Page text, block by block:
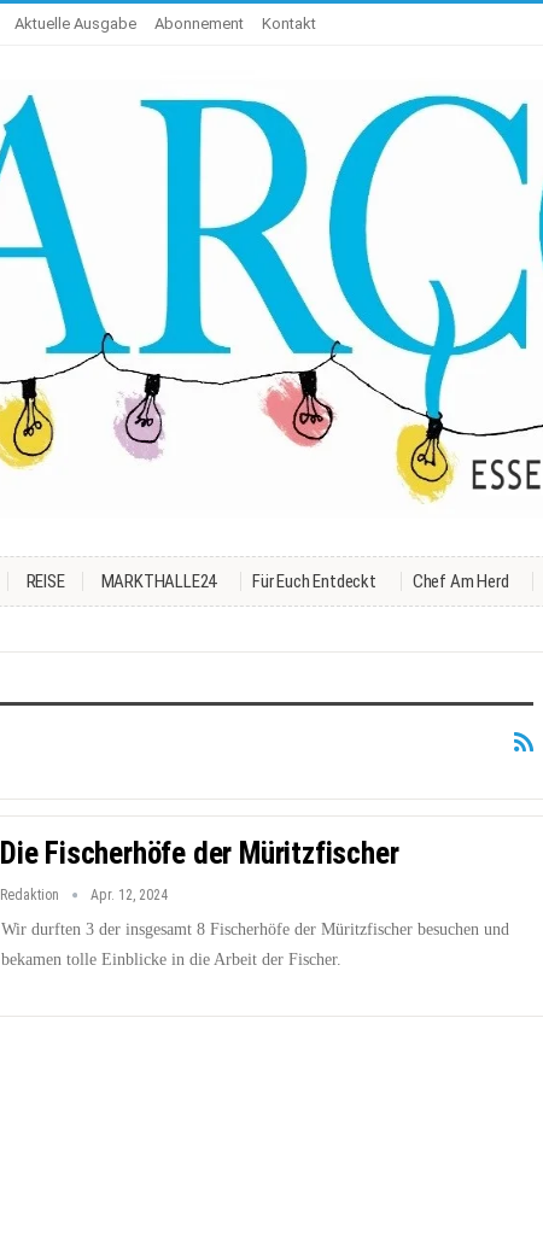
Aktuelle Ausgabe Abonnement Kontakt
REISE MARKTHALLE24 Für Euch Entdeckt Chef Am Herd
Die Fischerhöfe der Müritzfischer
Redaktion Apr. 12, 2024
Wir durften 3 der insgesamt 8 Fischerhöfe der Müritzfischer besuchen und
bekamen tolle Einblicke in die Arbeit der Fischer.